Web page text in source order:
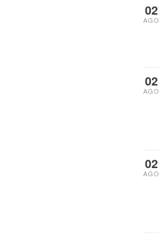
02
AGO
02
AGO
02
AGO